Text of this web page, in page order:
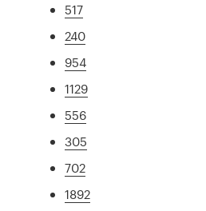
517
240
954
1129
556
305
702
1892